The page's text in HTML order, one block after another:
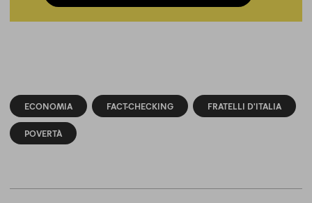
ECONOMIA FACT-CHECKING FRATELLI D'ITALIA
POVERTÀ